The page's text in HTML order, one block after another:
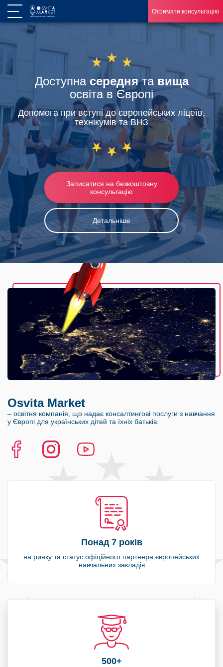
Отримати консультацію
Доступна середнята вища
освіта в Європі
Допомога при вступі до європейських ліцеїв,
технікумів та ВНЗ
Записатися на безкоштовну
консультацію
Детальніше
Osvita Market
– освітня компанія, що надає консалтингові послуги з навчання
у Європі для українських дітей та їхніх батьків.
Понад 7 років
на ринку та статус офіційного партнера європейських
навчальних закладів
500+